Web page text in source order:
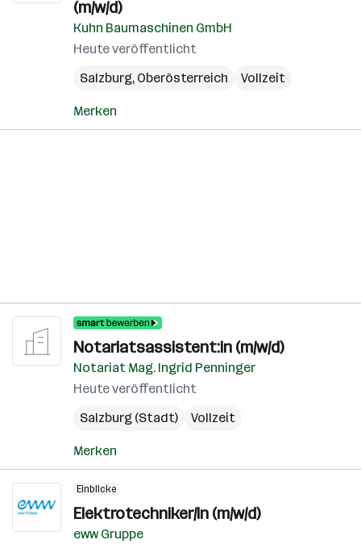
(m/w/d)
Kuhn Baumaschinen GmbH
Heute veröffentlicht
Salzburg, Oberösterreich Vollzeit
Merken
Notariatsassistent:in (m/w/d)
Notariat Mag. Ingrid Penninger
Heute veröffentlicht
Salzburg (Stadt)
Vollzeit
Merken
Einblicke
Elektrotechniker/in (m/w/d)
eww Gruppe